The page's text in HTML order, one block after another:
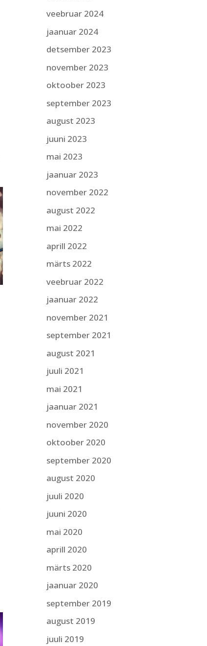
veebruar 2024
jaanuar 2024
detsember 2023
november 2023
oktoober 2023
september 2023
august 2023
juuni 2023
mai 2023
jaanuar 2023
november 2022
august 2022
mai 2022
aprill 2022
märts 2022
veebruar 2022
jaanuar 2022
november 2021
september 2021
august 2021
juuli 2021
mai 2021
jaanuar 2021
november 2020
oktoober 2020
september 2020
august 2020
juuli 2020
juuni 2020
mai 2020
aprill 2020
märts 2020
jaanuar 2020
september 2019
august 2019
juuli 2019